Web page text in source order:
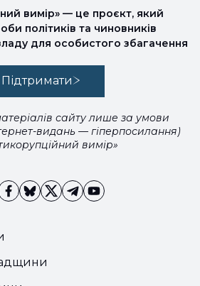
вимір» — це проєкт, який
політиків та чиновників
для особистого збагачення
Підтримати
сайту лише за умови
видань — гіперпосилання)
вимір»